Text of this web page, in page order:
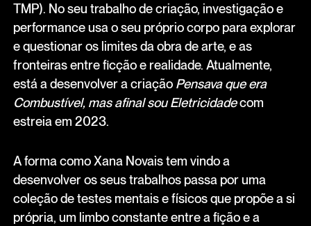
TMP). No seu trabalho de criação, investigação e
performance usa o seu próprio corpo para explorar
e questionar os limites da obra de arte, e as
fronteiras entre ficção e realidade. Atualmente,
está a desenvolver a criação Pensava que era
Combustível, mas afinal sou Eletricidadecom
estreia em 2023.
A forma como Xana Novais tem vindo a
desenvolver os seus trabalhos passa por uma
coleção de testes mentais e físicos que propõe a si
própria, um limbo constante entre a fição e a